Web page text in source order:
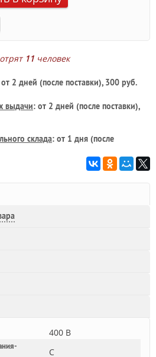
11 человек
2 дней (после поставки), 300 руб.
выдачи: от 2 дней (после поставки),
склада: от 1 дня (после
400 В
C